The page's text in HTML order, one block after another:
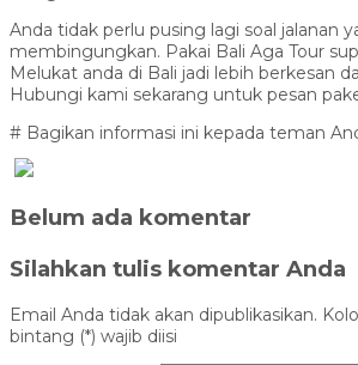
Anda tidak perlu pusing lagi soal jalanan
membingungkan. Pakai Bali Aga Tour
Melukat anda di Bali jadi lebih berkesan
Hubungi kami sekarang untuk pesan
# Bagikan informasi ini kepada teman
Belum ada komentar
Silahkan tulis komentar Anda
Email Anda tidak akan dipublikasikan.
bintang (*) wajib diisi